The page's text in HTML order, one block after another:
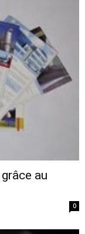
au
0